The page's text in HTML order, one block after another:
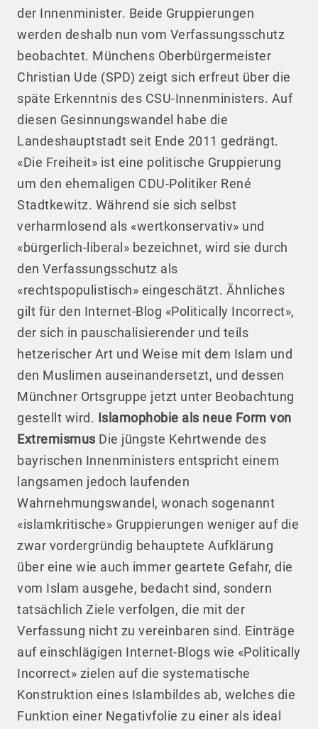
der Innenminister. Beide Gruppierungen
werden deshalb nun vom Verfassungsschutz
beobachtet. Münchens Oberbürgermeister
Christian Ude (SPD) zeigt sich erfreut über die
späte Erkenntnis des CSU-Innenministers. Auf
diesen Gesinnungswandel habe die
Landeshauptstadt seit Ende 2011 gedrängt.
«Die Freiheit» ist eine politische Gruppierung
um den ehemaligen CDU-Politiker René
Stadtkewitz. Während sie sich selbst
verharmlosend als «wertkonservativ» und
«bürgerlich-liberal» bezeichnet, wird sie durch
den Verfassungsschutz als
«rechtspopulistisch» eingeschätzt. Ähnliches
gilt für den Internet-Blog «Politically Incorrect»,
der sich in pauschalisierender und teils
hetzerischer Art und Weise mit dem Islam und
den Muslimen auseinandersetzt, und dessen
Münchner Ortsgruppe jetzt unter Beobachtung
gestellt wird. Islamophobie als neue Form von
Extremismus Die jüngste Kehrtwende des
bayrischen Innenministers entspricht einem
langsamen jedoch laufenden
Wahrnehmungswandel, wonach sogenannt
«islamkritische» Gruppierungen weniger auf die
zwar vordergründig behauptete Aufklärung
über eine wie auch immer geartete Gefahr, die
vom Islam ausgehe, bedacht sind, sondern
tatsächlich Ziele verfolgen, die mit der
Verfassung nicht zu vereinbaren sind. Einträge
auf einschlägigen Internet-Blogs wie «Politically
Incorrect» zielen auf die systematische
Konstruktion eines Islambildes ab, welches die
Funktion einer Negativfolie zu einer als ideal